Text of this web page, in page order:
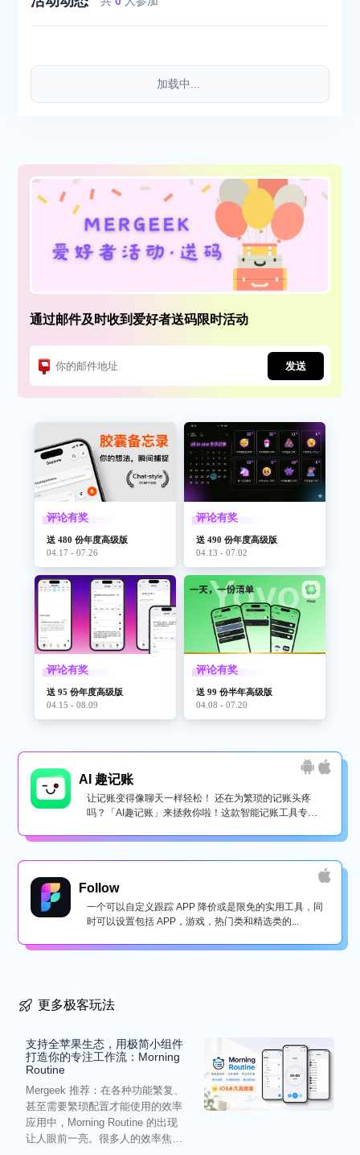
加载中...
通过邮件及时收到爱好者送码限时活动
发送
评论有奖
送 480 份年度高级版
04.17 - 07.26
评论有奖
送 490 份年度高级版
04.13 - 07.02
评论有奖
送 95 份年度高级版
04.15 - 08.09
评论有奖
送 99 份半年高级版
04.08 - 07.20
AI 趣记账
让记账变得像聊天一样轻松！ 还在为繁琐的记账头疼
吗？「AI趣记账」来拯救你啦！这款智能记账工具专为
Follow
一个可以自定义跟踪 APP 降价或是限免的实用工具，同
时可以设置包括 APP，游戏，热门类和精选类的...
更多极客玩法
支持全苹果生态，用极简小组件
打造你的专注工作流：Morning
Routine
Mergeek 推荐：在各种功能繁复、
甚至需要繁琐配置才能使用的效率
应用中，Morning Routine 的出现
让人眼前一亮。很多人的效率焦